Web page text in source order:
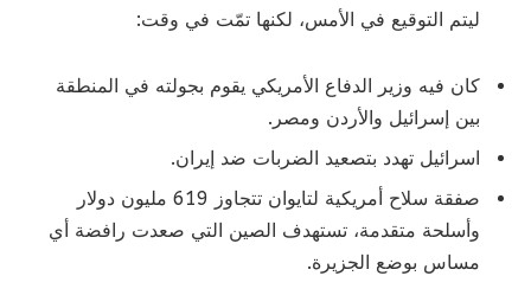
ليتم التوقيع في الأمس، لكنها تمّت في وقت:
كان فيه وزير الدفاع الأمريكي يقوم بجولته في المنطقة
بين إسرائيل والأردن ومصر.
اسرائيل تهدد بتصعيد الضربات ضد إيران.
صفقة سلاح أمريكية لتايوان تتجاوز 619 مليون دولار
وأسلحة متقدمة، تستهدف الصين التي صعدت رافضة أي
مساس بوضع الجزيرة.